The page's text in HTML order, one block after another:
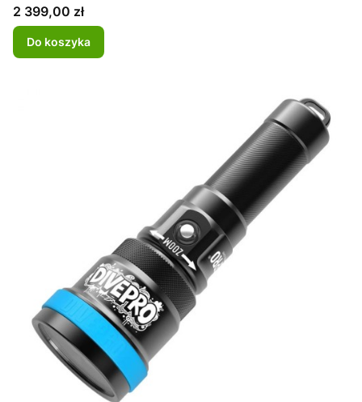
Cena
2 399,00 zł
Do koszyka